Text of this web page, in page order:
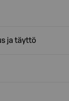
ja täyttö